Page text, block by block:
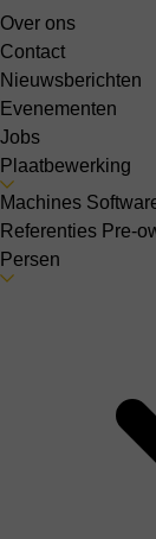
Over ons
Contact
Nieuwsberichten
Evenementen
Jobs
Plaatbewerking
Machines
Referenties Pre-
Persen